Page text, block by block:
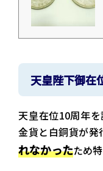
います。 本記事では、オ
ためのポイントや『買取
天皇陛下御在
天皇在位10周年を
金貨と白銅貨が発
れなかったため